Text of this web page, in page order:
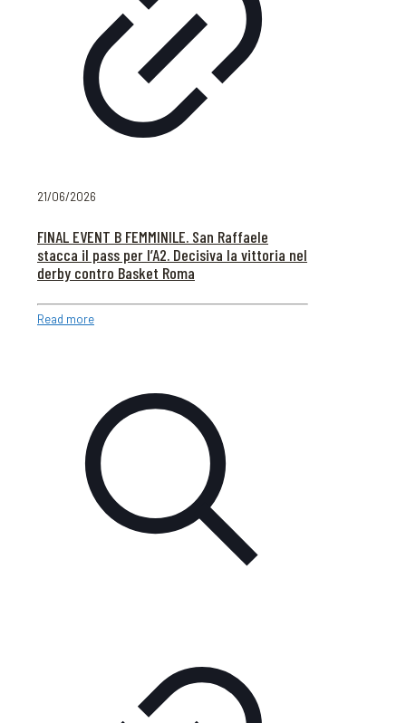
21/06/2026
FINAL EVENT B FEMMINILE. San Raffaele
stacca il pass per l’A2. Decisiva la vittoria nel
derby contro Basket Roma
Read more